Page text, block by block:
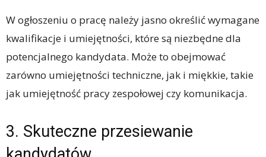
W ogłoszeniu o pracę należy jasno określić wymagane
kwalifikacje i umiejętności, które są niezbędne dla
potencjalnego kandydata. Może to obejmować
zarówno umiejętności techniczne, jak i miękkie, takie
jak umiejętność pracy zespołowej czy komunikacja.
3. Skuteczne przesiewanie